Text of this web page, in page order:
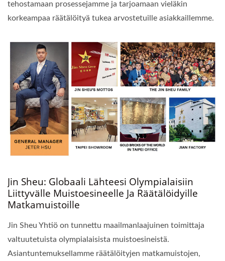
tehostamaan prosessejamme ja tarjoamaan vieläkin
korkeampaa räätälöityä tukea arvostetuille asiakkaillemme.
Jin Sheu: Globaali Lähteesi Olympialaisiin
Liittyvälle Muistoesineelle Ja Räätälöidyille
Matkamuistoille
Jin Sheu Yhtiö on tunnettu maailmanlaajuinen toimittaja
valtuutetuista olympialaisista muistoesineistä.
Asiantuntemuksellamme räätälöityjen matkamuistojen,